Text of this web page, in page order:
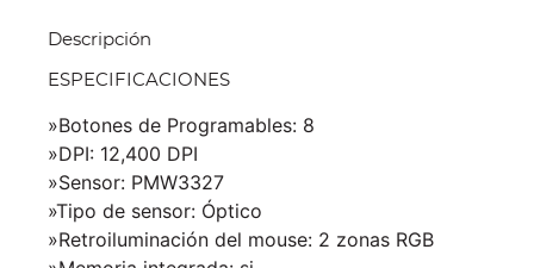
Descripción
ESPECIFICACIONES
»Botones de Programables: 8
»DPI: 12,400 DPI
»Sensor: PMW3327
»Tipo de sensor: Óptico
»Retroiluminación del mouse: 2 zonas RGB